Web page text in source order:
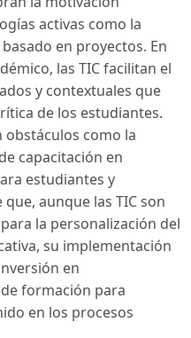
activas como la
en proyectos. En
las TIC facilitan el
y contextuales que
de los estudiantes.
como la
capacitación en
estudiantes y
aunque las TIC son
la personalización del
su implementación
en
formación para
en los procesos